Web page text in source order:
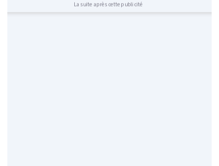
La suite après cette publicité